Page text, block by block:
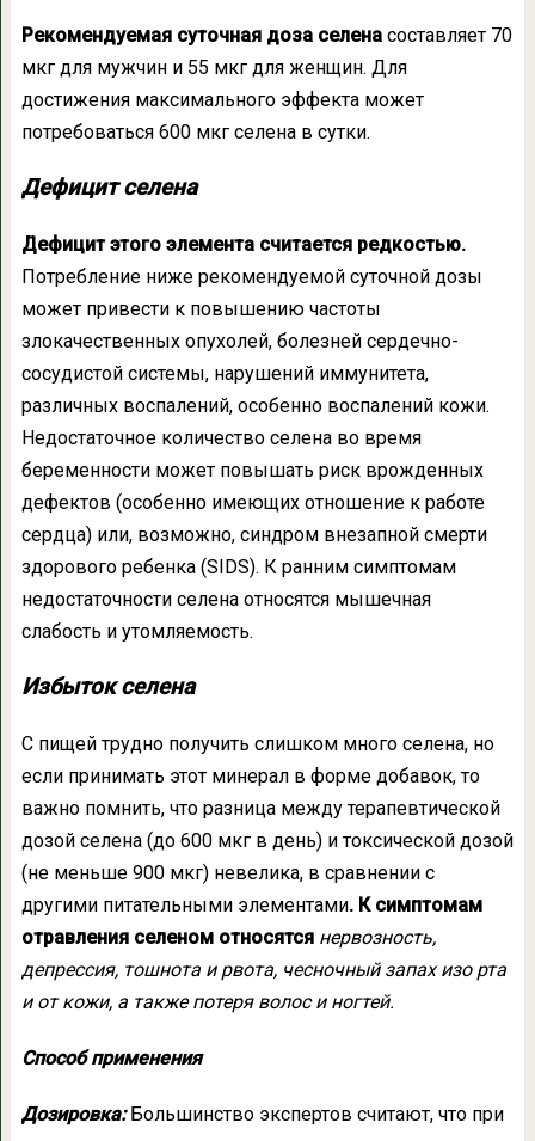
Рекомендуемая суточная доза селенасоставляет 70
мкг для мужчин и 55 мкг для женщин. Для
достижения максимального эффекта может
потребоваться 600 мкг селена в сутки.
Дефицит селена
Дефицит этого элемента считается редкостью.
Потребление ниже рекомендуемой суточной дозы
может привести к повышению частоты
злокачественных опухолей, болезней сердечно-
сосудистой системы, нарушений иммунитета,
различных воспалений, особенно воспалений кожи.
Недостаточное количество селена во время
беременности может повышать риск врожденных
дефектов (особенно имеющих отношение к работе
сердца) или, возможно, синдром внезапной смерти
здорового ребенка (SIDS). К ранним симптомам
недостаточности селена относятся мышечная
слабость и утомляемость.
Избыток селена
С пищей трудно получить слишком много селена, но
если принимать этот минерал в форме добавок, то
важно помнить, что разница между терапевтической
дозой селена (до 600 мкг в день) и токсической дозой
(не меньше 900 мкг) невелика, в сравнении с
другими питательными элементами. К симптомам
отравления селеном относятся нервозность,
депрессия, тошнота и рвота, чесночный запах изо рта
и от кожи, а также потеря волос и ногтей.
Способ применения
Дозировка:Большинство экспертов считают, что при